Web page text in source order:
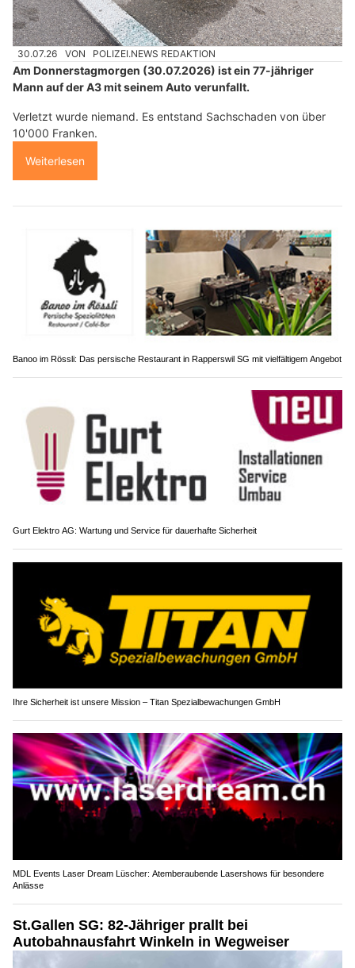
30.07.26 VON POLIZEI.NEWS REDAKTION
Am Donnerstagmorgen (30.07.2026) ist ein 77-jähriger
Mann auf der A3 mit seinem Auto verunfallt.
Verletzt wurde niemand. Es entstand Sachschaden von über
10'000 Franken.
Weiterlesen
Banoo im Rössli: Das persische Restaurant in Rapperswil SG mit vielfältigem Angebot
Gurt Elektro AG: Wartung und Service für dauerhafte Sicherheit
Ihre Sicherheit ist unsere Mission – Titan Spezialbewachungen GmbH
MDL Events Laser Dream Lüscher: Atemberaubende Lasershows für besondere
Anlässe
St.Gallen SG: 82-Jähriger prallt bei
Autobahnausfahrt Winkeln in Wegweiser